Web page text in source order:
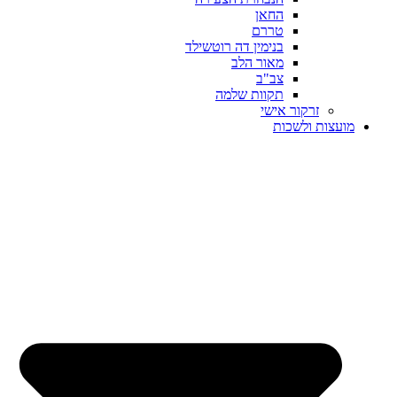
החאן
טררם
בנימין דה רוטשילד
מאור הלב
צב"ב
תקוות שלמה
זרקור אישי
מועצות ולשכות